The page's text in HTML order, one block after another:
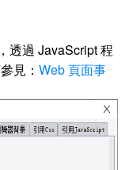
透過 JavaScript 程
見： Web 頁面事